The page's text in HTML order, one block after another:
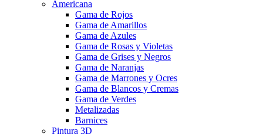
Americana
Gama de Rojos
Gama de Amarillos
Gama de Azules
Gama de Rosas y Violetas
Gama de Grises y Negros
Gama de Naranjas
Gama de Marrones y Ocres
Gama de Blancos y Cremas
Gama de Verdes
Metalizadas
Barnices
Pintura 3D